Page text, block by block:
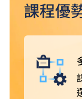
畢業生可升讀
獲豁免修讀部分
界，亦可繼續
課程優